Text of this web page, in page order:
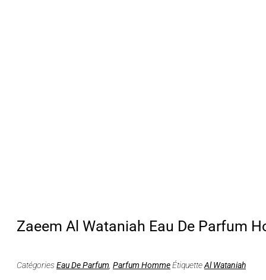
Zaeem Al Wataniah Eau De Parfum
CatégoriesEau De Parfum Parfum HommeÉtiquetteAl Wataniah